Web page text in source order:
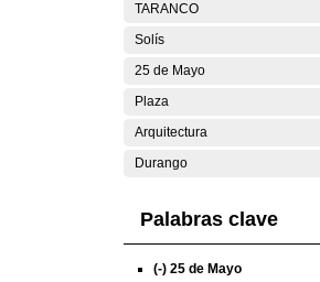
TARANCO
Solís
25 de Mayo
Plaza
Arquitectura
Durango
Palabras clave
(-) 25 de Mayo